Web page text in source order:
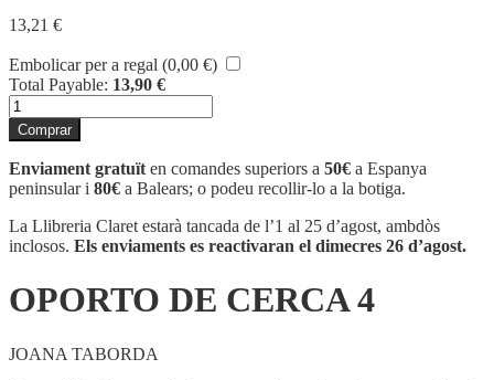
13,21 €
Embolicar per a regal (0,00 €)
Total Payable: 13,90 €
quantitat
de
OPORTO
DE
CERCA
4
Comprar
Enviament gratuït en comandes superiors a 50€ a Espanya
peninsular i 80€ a Balears; o podeu recollir-lo a la botiga.
La Llibreria Claret estarà tancada de l’1 al 25 d’agost, ambdòs
inclosos. Els enviaments es reactivaran el dimecres 26 d’agost.
OPORTO DE CERCA 4
JOANA TABORDA